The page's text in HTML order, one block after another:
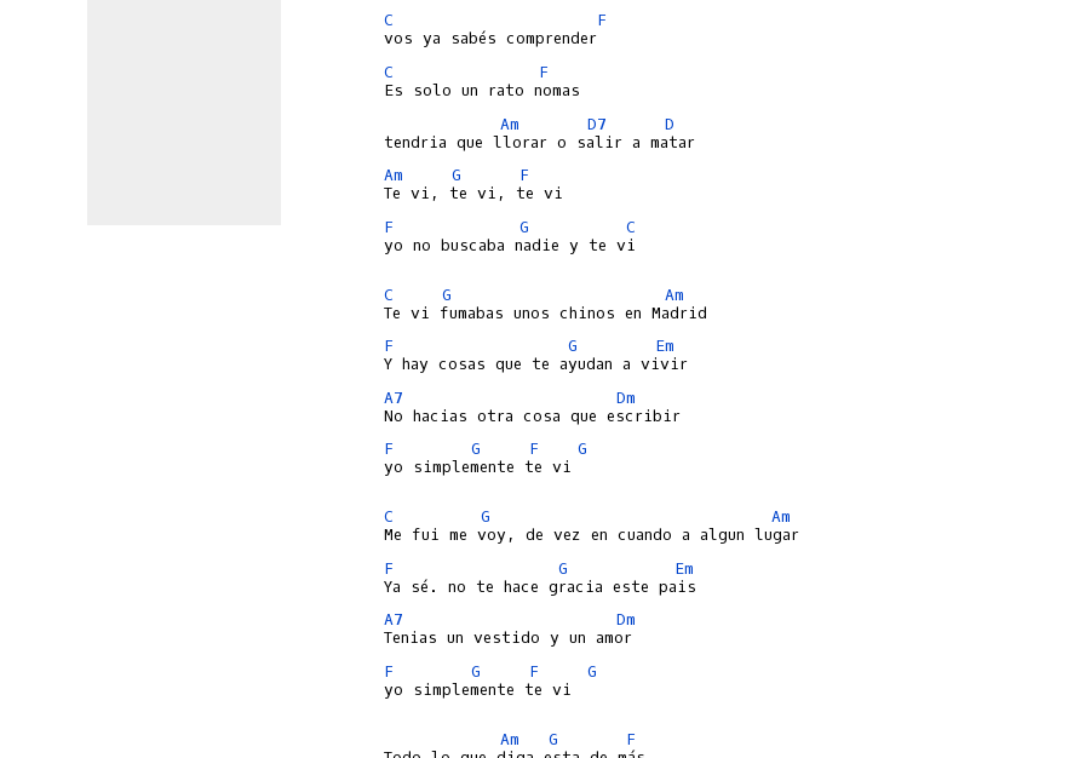
C
F
C
F
Am
D7
D
Am
G
F
F
G
C
yo no buscaba nadie y te vi
C G
Am
F
G
Em
A7
Dm
F
G F
G
yo simplemente te vi
C G
Am
F
G
Em
A7
Dm
F
G F
G
yo simplemente te vi
Am G
F